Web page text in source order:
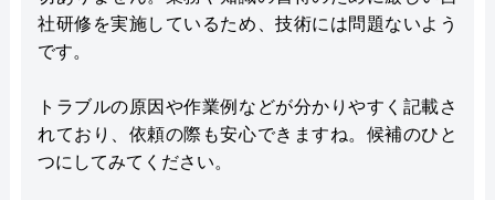
社研修を実施しているため、技術には問題ないよう
です。
トラブルの原因や作業例などが分かりやすく記載さ
れており、依頼の際も安心できますね。候補のひと
つにしてみてください。